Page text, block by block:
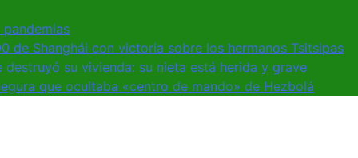
de Shanghái con victoria sobre los hermanos Tsitsipas
su vivienda: su nieta está herida y grave
que ocultaba «centro de mando» de Hezbolá